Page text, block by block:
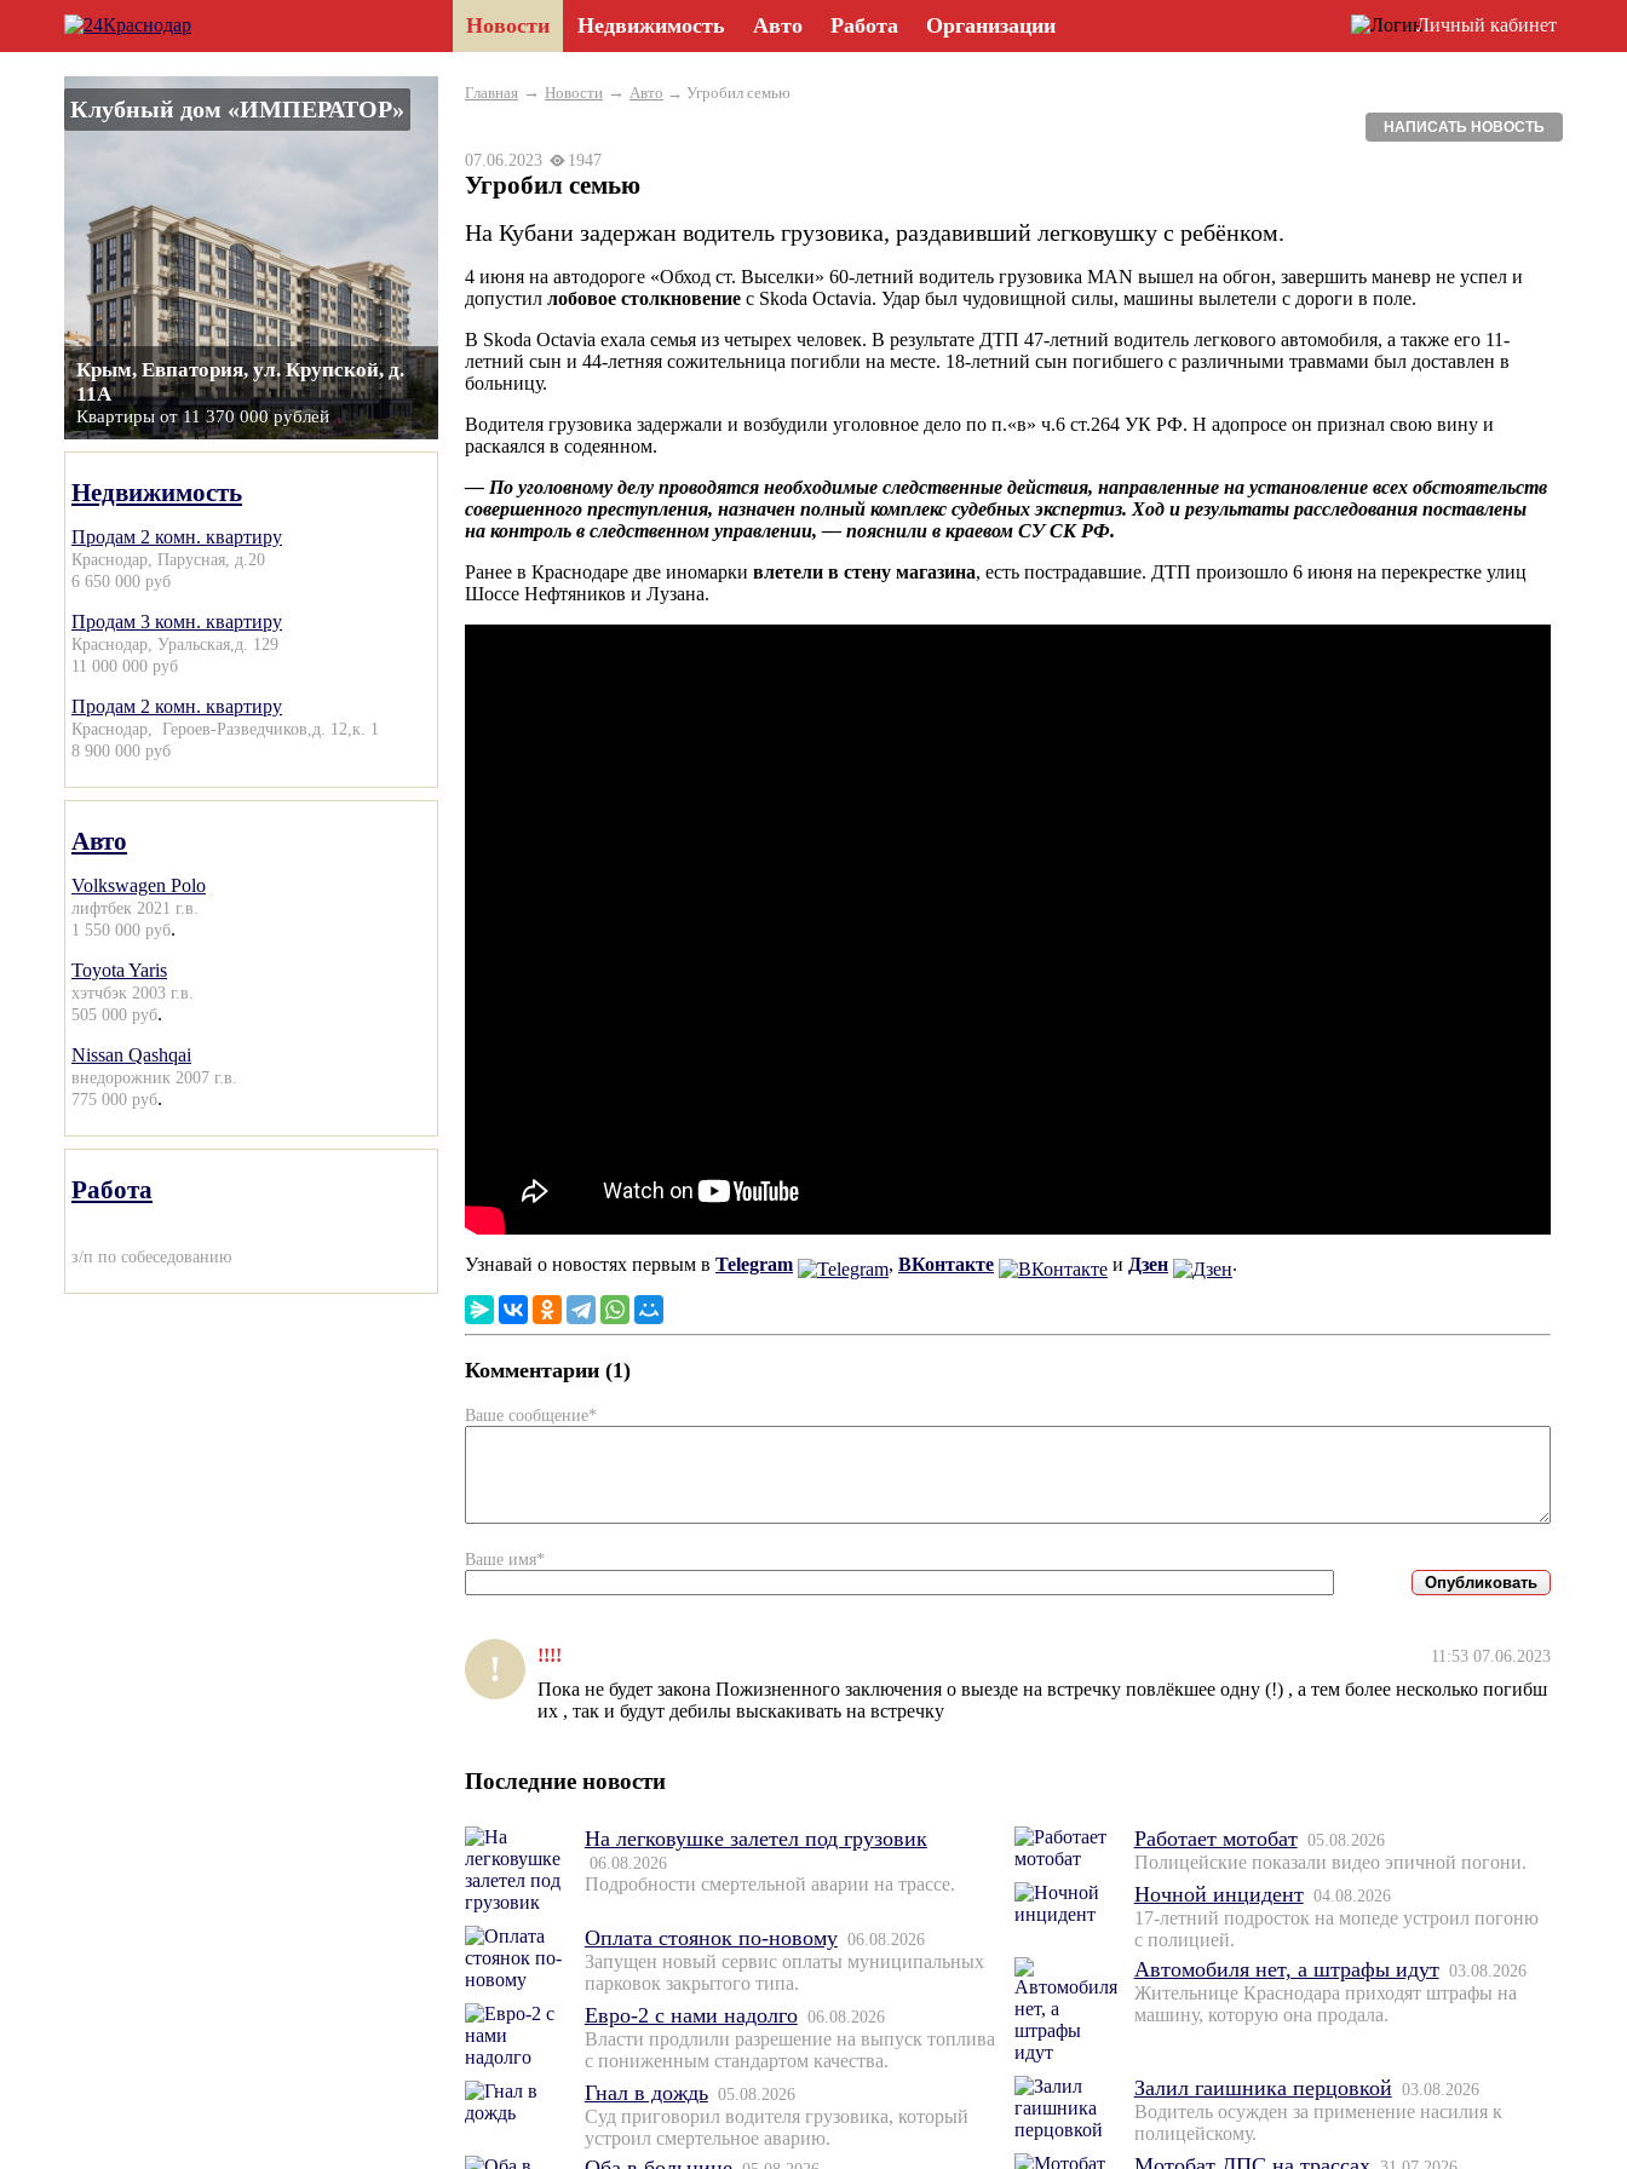
Новости Недвижимость Авто Работа Организации Личный кабинет
Клубный дом «ИМПЕРАТОР»
Крым, Евпатория, ул. Крупской, д.
11А
Квартиры от 11 370 000 рублей
Недвижимость
Продам 2 комн. квартиру
Краснодар, Парусная, д.20
6 650 000 руб
Продам 3 комн. квартиру
Краснодар, Уральская,д. 129
11 000 000 руб
Продам 2 комн. квартиру
Краснодар, Героев-Разведчиков,д. 12,к. 1
8 900 000 руб
Авто
Volkswagen Polo
лифтбек 2021 г.в.
1 550 000 руб.
Toyota Yaris
хэтчбэк 2003 г.в.
505 000 руб.
Nissan Qashqai
внедорожник 2007 г.в.
775 000 руб.
Работа
з/п по собеседованию
Главная → Новости → Авто → Угробил семью
НАПИСАТЬ НОВОСТЬ
07.06.2023 1947
Угробил семью
На Кубани задержан водитель грузовика, раздавивший легковушку с ребёнком.
4 июня на автодороге «Обход ст. Выселки» 60-летний водитель грузовика MAN вышел на обгон, завершить маневр не успел и
допустил лобовое столкновение с Skoda Octavia. Удар был чудовищной силы, машины вылетели с дороги в поле.
В Skoda Octavia ехала семья из четырех человек. В результате ДТП 47-летний водитель легкового автомобиля, а также его 11-
летний сын и 44-летняя сожительница погибли на месте. 18-летний сын погибшего с различными травмами был доставлен в
больницу.
Водителя грузовика задержали и возбудили уголовное дело по п.«в» ч.6 ст.264 УК РФ. Н адопросе он признал свою вину и
раскаялся в содеянном.
— По уголовному делу проводятся необходимые следственные действия, направленные на установление всех обстоятельств
совершенного преступления, назначен полный комплекс судебных экспертиз. Ход и результаты расследования поставлены
на контроль в следственном управлении, — пояснили в краевом СУ СК РФ.
Ранее в Краснодаре две иномарки влетели в стену магазина, есть пострадавшие. ДТП произошло 6 июня на перекрестке улиц
Шоссе Нефтяников и Лузана.
Узнавай о новостях первым в Telegram , ВКонтакте и Дзен .
Комментарии (1)
Ваше сообщение*
Ваше имя*
! !!!! 11:53 07.06.2023
Пока не будет закона Пожизненного заключения о выезде на встречку повлёкшее одну (!) , а тем более несколько погибш
их , так и будут дебилы выскакивать на встречку
Последние новости
На легковушке залетел под грузовик
06.08.2026
Подробности смертельной аварии на трассе.
Оплата стоянок по-новому 06.08.2026
Запущен новый сервис оплаты муниципальных
парковок закрытого типа.
Евро-2 с нами надолго 06.08.2026
Власти продлили разрешение на выпуск топлива
с пониженным стандартом качества.
Гнал в дождь 05.08.2026
Суд приговорил водителя грузовика, который
устроил смертельное аварию.
Работает мотобат 05.08.2026
Полицейские показали видео эпичной погони.
Ночной инцидент 04.08.2026
17-летний подросток на мопеде устроил погоню
с полицией.
Автомобиля нет, а штрафы идут 03.08.2026
Жительнице Краснодара приходят штрафы на
машину, которую она продала.
Залил гаишника перцовкой 03.08.2026
Водитель осужден за применение насилия к
полицейскому.